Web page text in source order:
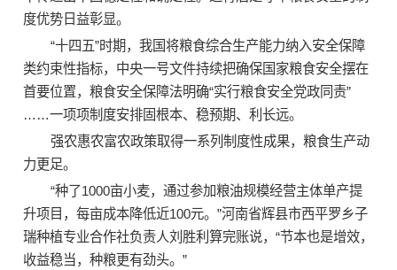
度优势日益彰显。
“十四五”时期，我国将粮食综合生产能力纳入安全保障
类约束性指标，中央一号文件持续把确保国家粮食安全摆在
首要位置，粮食安全保障法明确“实行粮食安全党政同责”
……一项项制度安排固根本、稳预期、利长远。
强农惠农富农政策取得一系列制度性成果，粮食生产动
力更足。
“种了1000亩小麦，通过参加粮油规模经营主体单产提
升项目，每亩成本降低近100元。”河南省辉县市西平罗乡子
瑞种植专业合作社负责人刘胜利算完账说，“节本也是增效，
收益稳当，种粮更有劲头。”